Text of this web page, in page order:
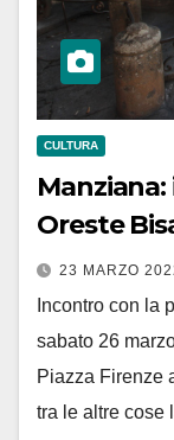
CULTURA
Oreste
23 MARZO
Incontro con la
sabato 26
Piazza Firenze
tra le altre cose